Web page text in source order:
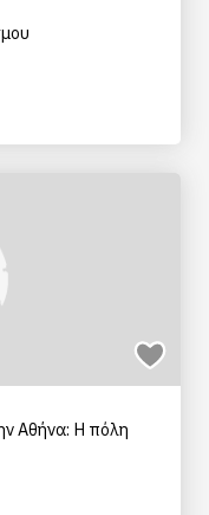
Αθήνα: Η πόλη